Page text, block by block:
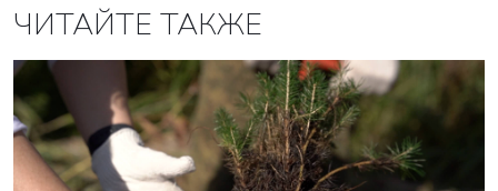
ЧИТАЙТЕ ТАКЖЕ